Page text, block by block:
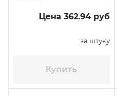
Цена 362.94 руб
за штуку
Купить